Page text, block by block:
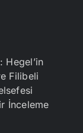
Hegel’in
Filibeli
İnceleme